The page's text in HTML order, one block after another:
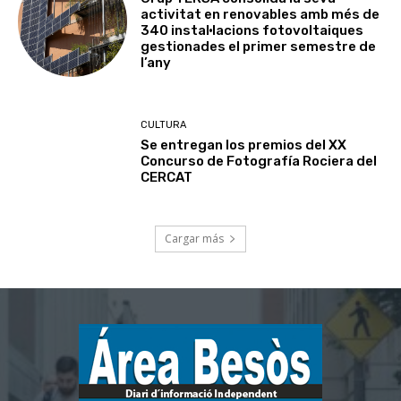
activitat en renovables amb més de
340 instal·lacions fotovoltaiques
gestionades el primer semestre de
l’any
CULTURA
Se entregan los premios del XX
Concurso de Fotografía Rociera del
CERCAT
Cargar más